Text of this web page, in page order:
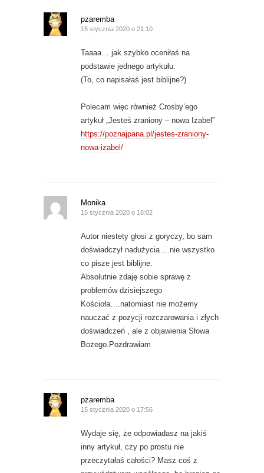
pzaremba
15 stycznia 2020 o 21:10
Taaaa… jak szybko oceniłaś na
podstawie jednego artykułu.
(To, co napisałaś jest biblijne?)
Polecam więc również Crosby’ego
artykuł „Jesteś zraniony – nowa Izabel”
https://poznajpana.pl/jestes-zraniony-
nowa-izabel/
Monika
15 stycznia 2020 o 18:02
Autor niestety głosi z goryczy, bo sam
doświadczył nadużycia….nie wszystko
co pisze jest biblijne.
Absolutnie zdaję sobie sprawę z
problemów dzisiejszego
Kościoła….natomiast nie możemy
nauczać z pozycji rozczarowania i złych
doświadczeń , ale z objawienia Słowa
Bożego.Pozdrawiam
pzaremba
15 stycznia 2020 o 17:56
Wydaje się, że odpowiadasz na jakiś
inny artykuł, czy po prostu nie
przeczytałaś całości? Masz coś z